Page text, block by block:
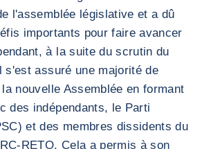
l'assemblée législative et a dû
importants pour faire avancer
à la suite du scrutin du
s'est assuré une majorité de
nouvelle Assemblée en formant
des indépendants, le Parti
et des membres dissidents du
RETO. Cela a permis à son